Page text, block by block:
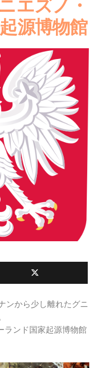
エズノ・
源博物館
ンから少し離れたグニ
ランド国家起源博物館